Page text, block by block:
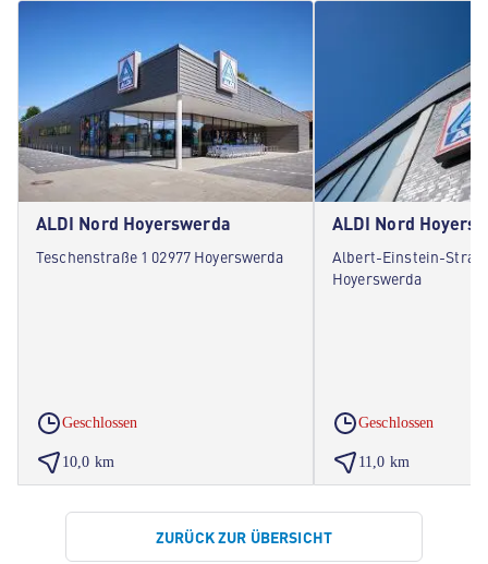
ALDI Nord Hoyerswerda
Teschenstraße 1 02977 Hoyerswerda
Geschlossen
10,0 km
ALDI Nord
Albert-Einstein-
Hoyerswerda
Geschlossen
11,0 km
ZURÜCK ZUR ÜBERSICHT